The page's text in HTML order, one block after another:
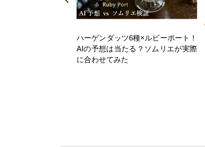
ハーゲンダッツ6種×ルビーポート！
AIの予想は当たる？ソムリエが実際
に合わせてみた